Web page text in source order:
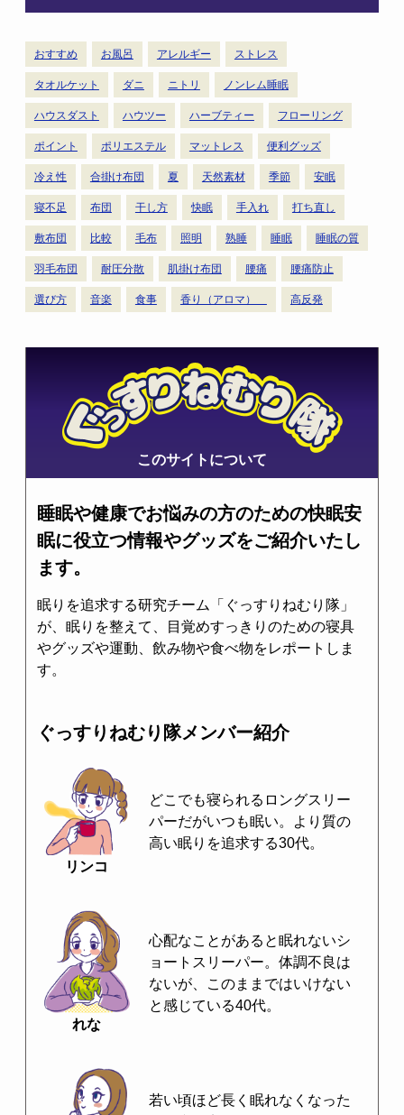
おすすめ お風呂 アレルギー ストレス
タオルケット ダニ ニトリ ノンレム睡眠
ハウスダスト ハウツー ハーブティー フローリング
ポイント ポリエステル マットレス 便利グッズ
冷え性 合掛け布団 夏 天然素材 季節 安眠
寝不足 布団 干し方 快眠 手入れ 打ち直し
敷布団 比較 毛布 照明 熟睡 睡眠 睡眠の質
羽毛布団 耐圧分散 肌掛け布団 腰痛 腰痛防止
選び方 音楽 食事 香り（アロマ） 高反発
このサイトについて
睡眠や健康でお悩みの方のための快眠安
眠に役立つ情報やグッズをご紹介いたし
ます。
眠りを追求する研究チーム「ぐっすりねむり隊」
が、眠りを整えて、目覚めすっきりのための寝具
やグッズや運動、飲み物や食べ物をレポートしま
す。
ぐっすりねむり隊メンバー紹介
リンコ
どこでも寝られるロングスリー
パーだがいつも眠い。より質の
高い眠りを追求する30代。
れな
心配なことがあると眠れないシ
ョートスリーパー。体調不良は
ないが、このままではいけない
と感じている40代。
若い頃ほど長く眠れなくなった